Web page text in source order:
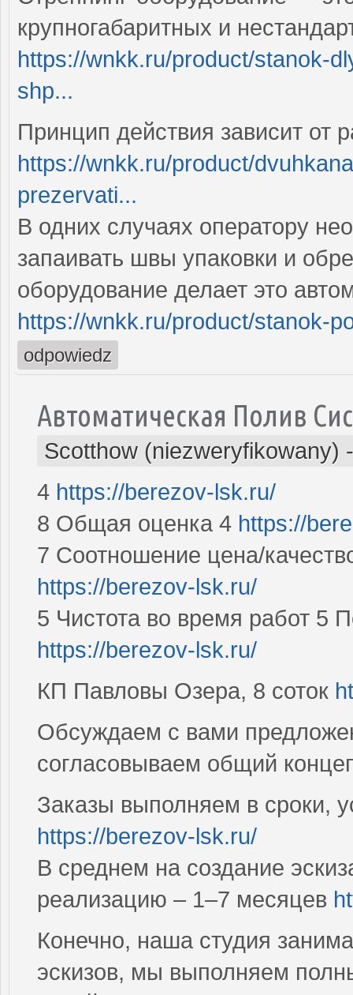
крупногабаритных и
https://wnkk.ru/product/stanok-
shp...
Принцип действия зависит от
https://wnkk.ru/product/
prezervati...
В одних случаях оператору
запаивать швы упаковки и
оборудование делает это
https://wnkk.ru/product/stanok-
odpowiedz
Автоматическая Полив
Scotthow (niezweryfikowany)
4 https://berezov-lsk.ru/
8 Общая оценка 4 https://
7 Соотношение цена/
https://berezov-lsk.ru/
5 Чистота во время работ 5
https://berezov-lsk.ru/
КП Павловы Озера, 8 соток
Обсуждаем с вами
согласовываем общий
Заказы выполняем в сроки,
https://berezov-lsk.ru/
В среднем на создание
реализацию – 1–7 месяцев
Конечно, наша студия
эскизов, мы выполняем